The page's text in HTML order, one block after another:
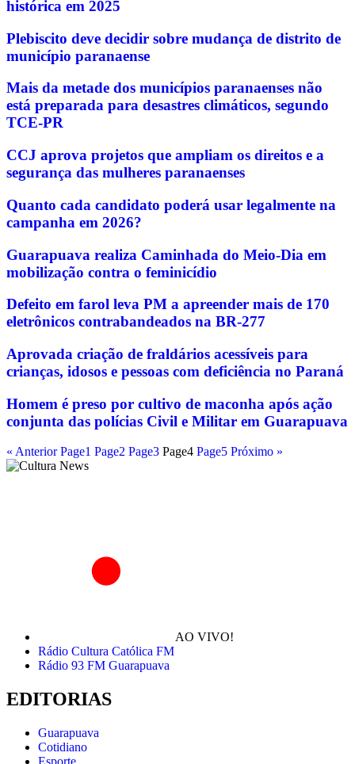
histórica em 2025
Plebiscito deve decidir sobre mudança de distrito de
município paranaense
Mais da metade dos municípios paranaenses não
está preparada para desastres climáticos, segundo
TCE-PR
CCJ aprova projetos que ampliam os direitos e a
segurança das mulheres paranaenses
Quanto cada candidato poderá usar legalmente na
campanha em 2026?
Guarapuava realiza Caminhada do Meio-Dia em
mobilização contra o feminicídio
Defeito em farol leva PM a apreender mais de 170
eletrônicos contrabandeados na BR-277
Aprovada criação de fraldários acessíveis para
crianças, idosos e pessoas com deficiência no Paraná
Homem é preso por cultivo de maconha após ação
conjunta das polícias Civil e Militar em Guarapuava
« Anterior Page1 Page2 Page3 Page4 Page5 Próximo »
AO VIVO!
Rádio Cultura Católica FM
Rádio 93 FM Guarapuava
EDITORIAS
Guarapuava
Cotidiano